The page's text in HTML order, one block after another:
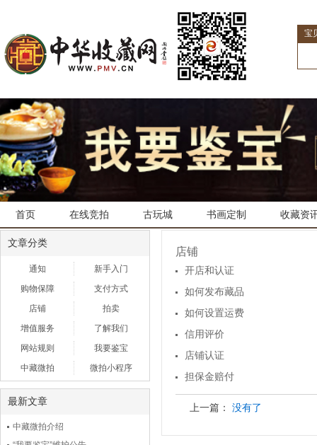
宝
首页 在线竞拍 古玩城 书画定制 收藏资
文章分类
通知
新手入门
购物保障
支付方式
店铺
拍卖
增值服务
了解我们
网站规则
我要鉴宝
中藏微拍
微拍小程序
最新文章
中藏微拍介绍
店铺
开店和认证
如何发布藏品
如何设置运费
信用评价
店铺认证
担保金赔付
上一篇： 没有了